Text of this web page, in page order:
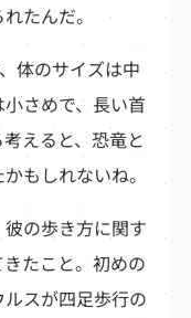
たんだ。
体のサイズは中
さめで、長い首
えると、恐竜と
もしれないね。
の歩き方に関す
たこと。初めの
スが四足歩行の